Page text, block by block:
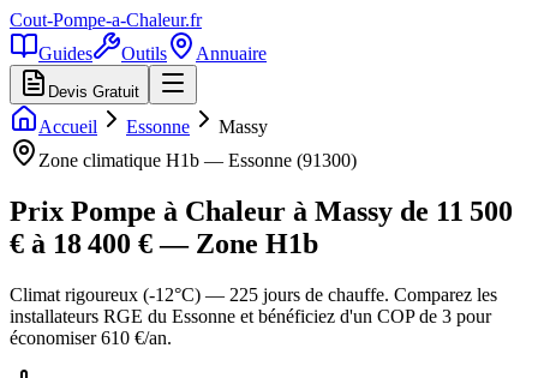
Cout-Pompe-a-Chaleur.fr
Guides
Outils Annuaire
Devis Gratuit
Accueil Essonne
Massy
Zone climatique H1b — Essonne (91300)
Prix Pompe à Chaleur à Massy de 11 500
€ à 18 400 € — Zone H1b
Climat rigoureux (-12°C) — 225 jours de chauffe. Comparez les
installateurs RGE du Essonne et bénéficiez d'un COP de 3 pour
économiser 610 €/an.